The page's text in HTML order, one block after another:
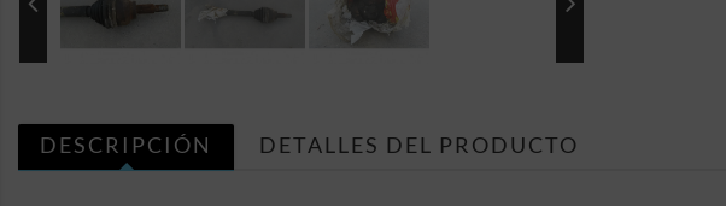
DESCRIPCIÓN DETALLES DEL PRODUCTO